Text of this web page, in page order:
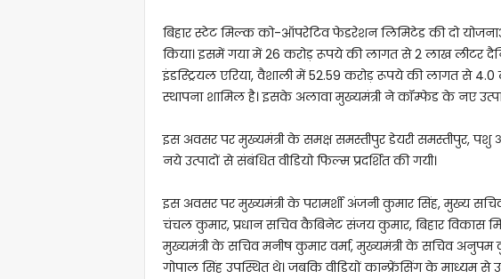
बिहार स्टेट मिल्क को-ऑपरेटिव फेडरेशन लिमिटेड की दो
किया। इसमें गया में 26 करोड़ रूपये की लागत से 2 लाख लीटर
इंडस्ट्रियल एरिया, वैशाली में 52.59 करोड़ रूपये की लागत से
स्थापना शामिल है। इसके अलावा मुख्यमंत्री ने कॉम्फेड के नए
इस अवसर पर मुख्यमंत्री के समक्ष समस्तीपुर डेयरी समस्तीपुर, पशु
नये उत्पादों से संबंधित वीडियो फिल्म प्रदर्शित की गयी।
इस अवसर पर मुख्यमंत्री के परामर्शी अंजनी कुमार सिंह, मुख्य
चंचल कुमार, प्रधान सचिव कैबिनेट संजय कुमार, बिहार
मुख्यमंत्री के सचिव मनीष कुमार वर्मा, मुख्यमंत्री के सचिव अनुपम
गोपाल सिंह उपस्थित थे। जबकि वीडियों कान्फ्रेंसिंग के माध्यम से